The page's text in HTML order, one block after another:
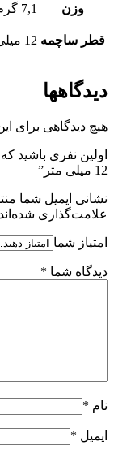
وزن 7,1 گرم
قطر ساچمه 12 میلی متر
دیدگاهها
هیچ دیدگاهی برای
اولین نفری باشید
12 میلی متر”
نشانی ایمیل شما
علامت‌گذاری شده‌اند
امتیاز شما
دیدگاه شما *
نام *
ایمیل *